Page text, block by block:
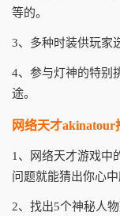
等的。
3、多种时装供玩家
4、参与灯神的特别
途。
网络天才akinatour
1、网络天才游戏中
问题就能猜出你心中
2、找出5个神秘人